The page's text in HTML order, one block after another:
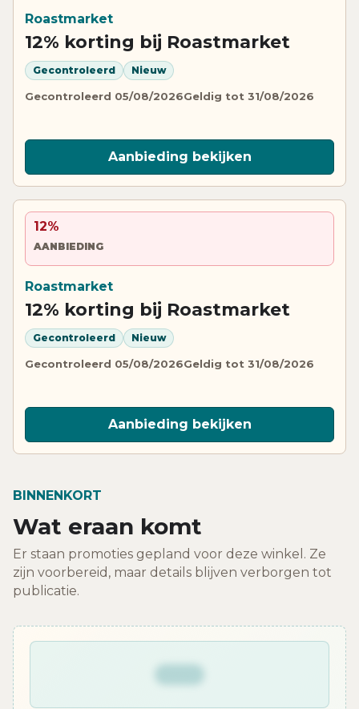
Roastmarket
12% korting bij Roastmarket
Gecontroleerd Nieuw
Gecontroleerd 05/08/2026Geldig tot 31/08/2026
Aanbieding bekijken
12%
AANBIEDING
Roastmarket
12% korting bij Roastmarket
Gecontroleerd Nieuw
Gecontroleerd 05/08/2026Geldig tot 31/08/2026
Aanbieding bekijken
BINNENKORT
Wat eraan komt
Er staan promoties gepland voor deze winkel. Ze
zijn voorbereid, maar details blijven verborgen tot
publicatie.